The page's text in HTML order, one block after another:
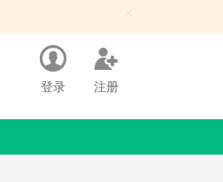
登录 注册